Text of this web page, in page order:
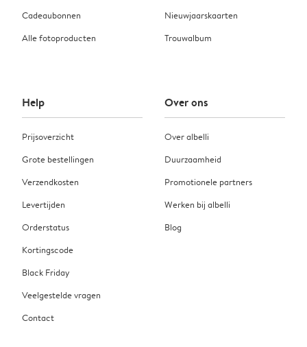
Cadeaubonnen
Alle fotoproducten
Nieuwjaarskaarten
Trouwalbum
Help
Prijsoverzicht
Grote bestellingen
Verzendkosten
Levertijden
Orderstatus
Kortingscode
Black Friday
Veelgestelde vragen
Contact
Over ons
Over albelli
Duurzaamheid
Promotionele partners
Werken bij albelli
Blog